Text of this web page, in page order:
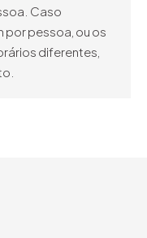
Caso
por pessoa, ou os
diferentes,